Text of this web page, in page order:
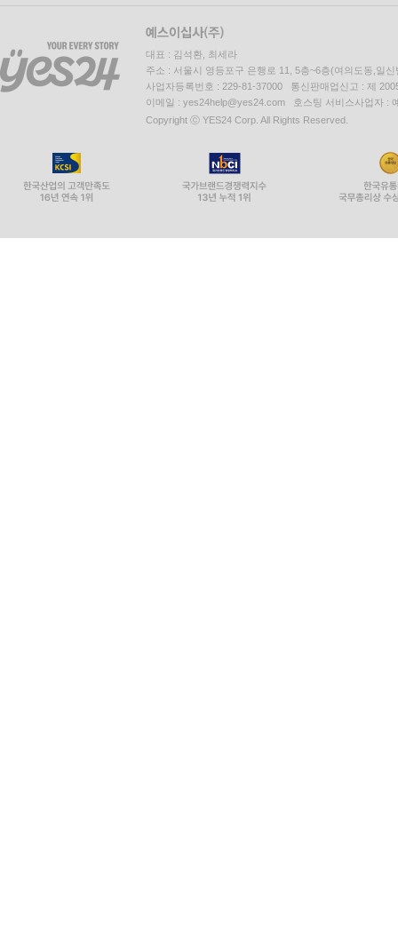
대표 : 김석환, 최세라
주소 : 서울시 영등포구 은행로 11, 5층~6층(여의도동,일신
사업자등록번호 : 229-81-37000 통신판매업신고 : 제
이메일 : yes24help@yes24.com 호스팅 서비스사업자 :
Copyright ⓒ YES24 Corp. All Rights Reserved.